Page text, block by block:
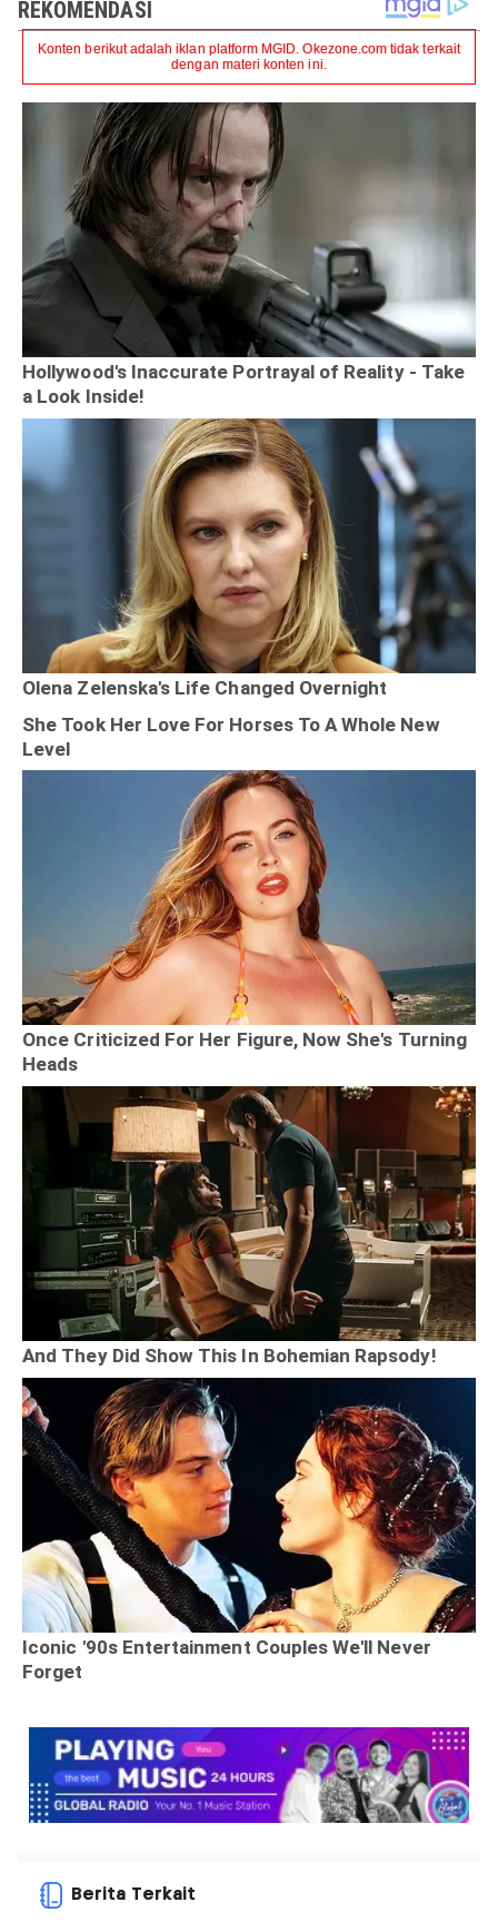
Berita Terkait